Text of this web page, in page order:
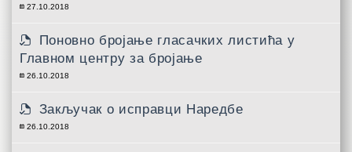
27.10.2018
Поновно бројање гласачких листића у
Главном центру за бројање
26.10.2018
Закључак о исправци Наредбе
26.10.2018